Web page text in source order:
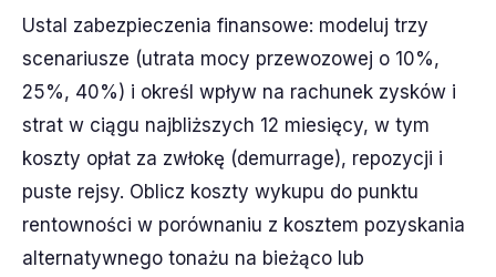
Ustal zabezpieczenia finansowe: modeluj trzy
scenariusze (utrata mocy przewozowej o 10%,
25%, 40%) i określ wpływ na rachunek zysków i
strat w ciągu najbliższych 12 miesięcy, w tym
koszty opłat za zwłokę (demurrage), repozycji i
puste rejsy. Oblicz koszty wykupu do punktu
rentowności w porównaniu z kosztem pozyskania
alternatywnego tonażu na bieżąco lub